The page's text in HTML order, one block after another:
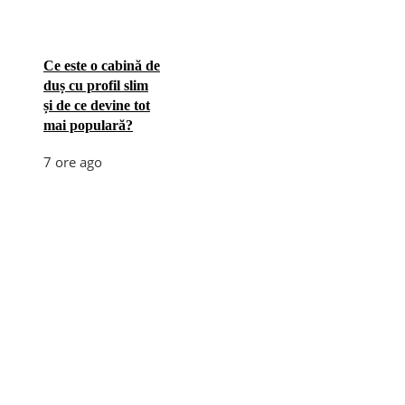
Ce este o cabină de
duș cu profil slim
și de ce devine tot
mai populară?
7 ore ago